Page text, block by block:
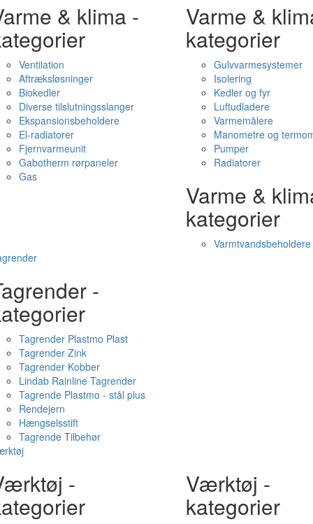
& klima -
Ventilation
Aftræksløsninger
Biokedler
Diverse tilslutningsslanger
Ekspansionsbeholdere
El-radiatorer
Fjernvarmeunit
Gabotherm rørpaneler
Gas
Varme &
kategorier
Gulvvarmesystemer
Isolering
Kedler og fyr
Luftudladere
Varmemålere
Manometre og
Pumper
Radiatorer
Varme &
kategorier
Varmtvandsbeholdere
-
Tagrender Plastmo Plast
Tagrender Zink
Tagrender Kobber
Lindab Rainline Tagrender
Tagrende Plastmo - stål plus
Rendejern
Hængselsstift
Tagrende Tilbehør
- Værktøj -
kategorier